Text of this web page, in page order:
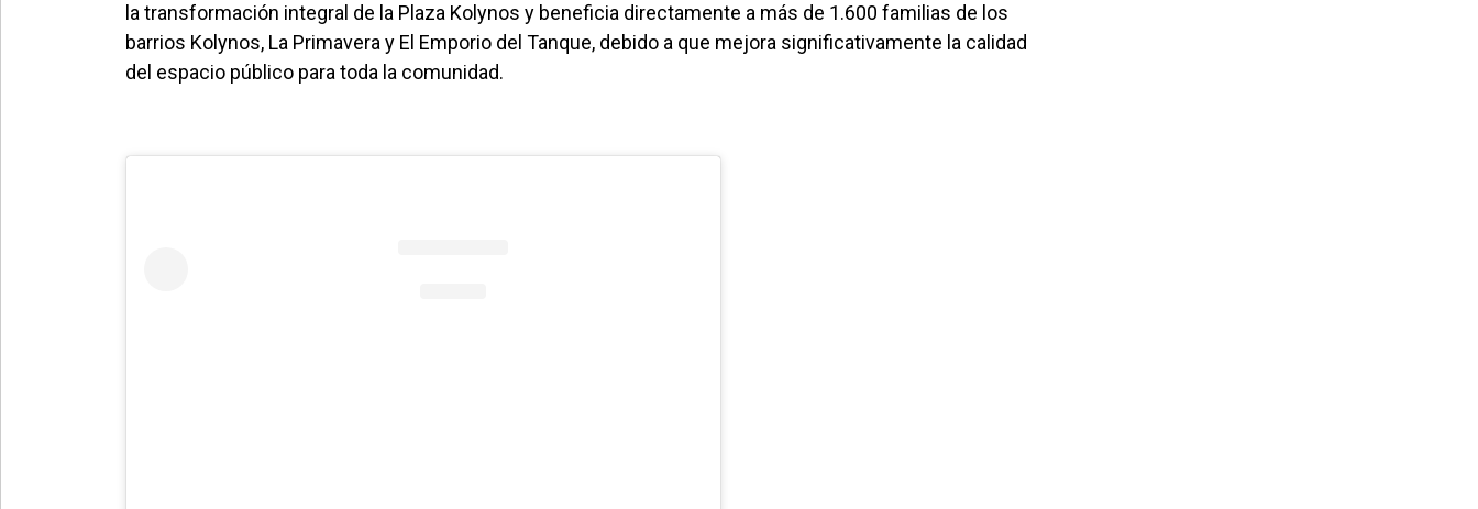
la transformación integral de la Plaza Kolynos y beneficia directamente a más de 1.600 familias de los
barrios Kolynos, La Primavera y El Emporio del Tanque, debido a que mejora significativamente la calidad
del espacio público para toda la comunidad.